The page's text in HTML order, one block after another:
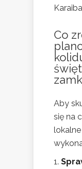
Co
Aby
się na